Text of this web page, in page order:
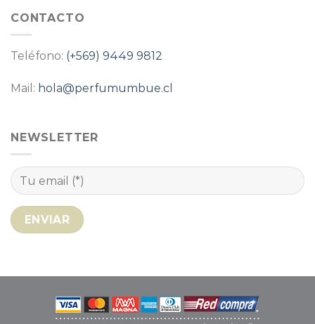
CONTACTO
Teléfono: (+569) 9449 9812
Mail: hola@perfumumbue.cl
NEWSLETTER